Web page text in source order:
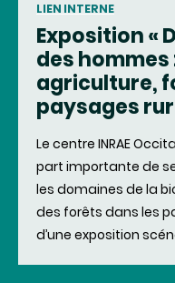
LIEN INTERNE
Exposition «
des
agriculture,
paysages
Le centre INRAE
part importante de
les domaines de la
des forêts dans les
d’une exposition